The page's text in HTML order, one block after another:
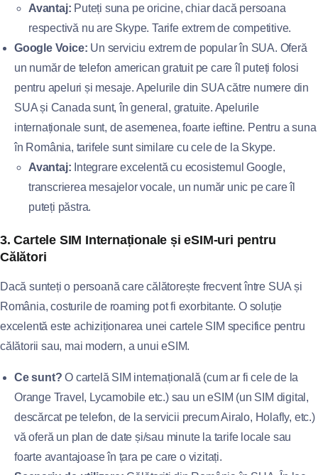
Avantaj: Puteți suna pe oricine, chiar dacă persoana
respectivă nu are Skype. Tarife extrem de competitive.
Google Voice: Un serviciu extrem de popular în SUA. Oferă
un număr de telefon american gratuit pe care îl puteți folosi
pentru apeluri și mesaje. Apelurile din SUA către numere din
SUA și Canada sunt, în general, gratuite. Apelurile
internaționale sunt, de asemenea, foarte ieftine. Pentru a suna
în România, tarifele sunt similare cu cele de la Skype.
Avantaj: Integrare excelentă cu ecosistemul Google,
transcrierea mesajelor vocale, un număr unic pe care îl
puteți păstra.
3. Cartele SIM Internaționale și eSIM-uri pentru
Călători
Dacă sunteți o persoană care călătorește frecvent între SUA și
România, costurile de roaming pot fi exorbitante. O soluție
excelentă este achiziționarea unei cartele SIM specifice pentru
călătorii sau, mai modern, a unui eSIM.
Ce sunt? O cartelă SIM internațională (cum ar fi cele de la
Orange Travel, Lycamobile etc.) sau un eSIM (un SIM digital,
descărcat pe telefon, de la servicii precum Airalo, Holafly, etc.)
vă oferă un plan de date și/sau minute la tarife locale sau
foarte avantajoase în țara pe care o vizitați.